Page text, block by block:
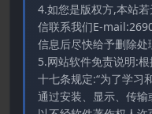
4.如您是版权方,本站
信联系我们E-
信息后尽快给予删除处
5.网站软件免责说明:
十七条规定:“为了学习
通过安装、显示、传